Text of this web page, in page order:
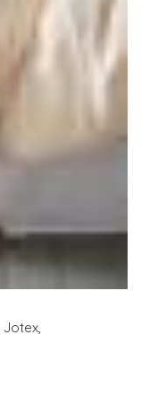
Jotex,